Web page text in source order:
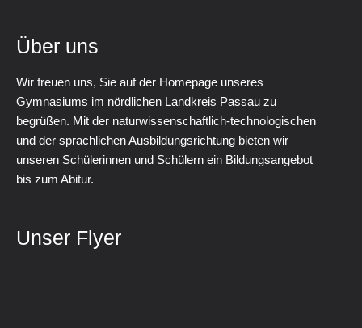
Über uns
Wir freuen uns, Sie auf der Homepage unseres
Gymnasiums im nördlichen Landkreis Passau zu
begrüßen. Mit der naturwissenschaftlich-technologischen
und der sprachlichen Ausbildungsrichtung bieten wir
unseren Schülerinnen und Schülern ein Bildungsangebot
bis zum Abitur.
Unser Flyer